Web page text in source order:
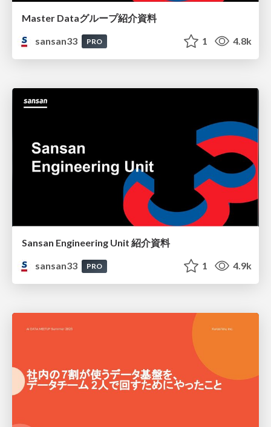
Master Dataグループ紹介資料
sansan33
PRO 1 4.8k
Sansan Engineering Unit 紹介資料
sansan33
PRO 1 4.9k